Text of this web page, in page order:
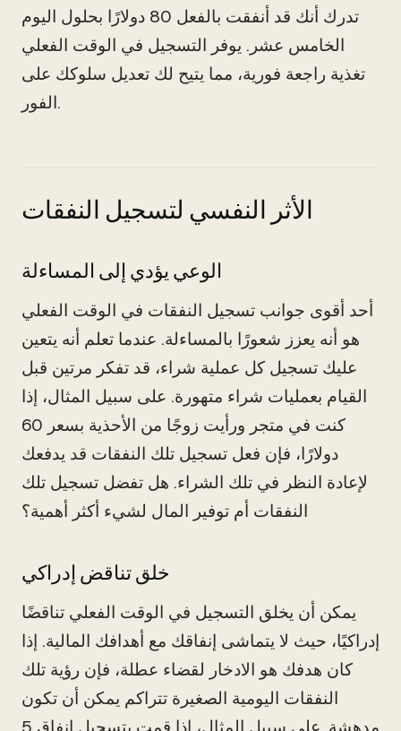
تدرك أنك قد أنفقت بالفعل 80 دولارًا بحلول اليوم
الخامس عشر. يوفر التسجيل في الوقت الفعلي
تغذية راجعة فورية، مما يتيح لك تعديل سلوكك على
الفور.
الأثر النفسي لتسجيل النفقات
الوعي يؤدي إلى المساءلة
أحد أقوى جوانب تسجيل النفقات في الوقت الفعلي
هو أنه يعزز شعورًا بالمساءلة. عندما تعلم أنه يتعين
عليك تسجيل كل عملية شراء، قد تفكر مرتين قبل
القيام بعمليات شراء متهورة. على سبيل المثال، إذا
كنت في متجر ورأيت زوجًا من الأحذية بسعر 60
دولارًا، فإن فعل تسجيل تلك النفقات قد يدفعك
لإعادة النظر في تلك الشراء. هل تفضل تسجيل تلك
النفقات أم توفير المال لشيء أكثر أهمية؟
خلق تناقض إدراكي
يمكن أن يخلق التسجيل في الوقت الفعلي تناقضًا
إدراكيًا، حيث لا يتماشى إنفاقك مع أهدافك المالية. إذا
كان هدفك هو الادخار لقضاء عطلة، فإن رؤية تلك
النفقات اليومية الصغيرة تتراكم يمكن أن تكون